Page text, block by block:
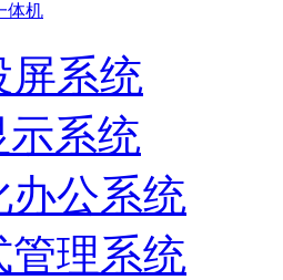
体机
屏系统
系统
办公系统
管理系统